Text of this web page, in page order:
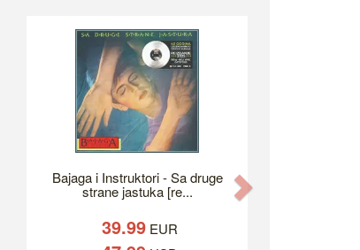
Bajaga i Instruktori - Sa druge
strane jastuka [re...
39.99EUR